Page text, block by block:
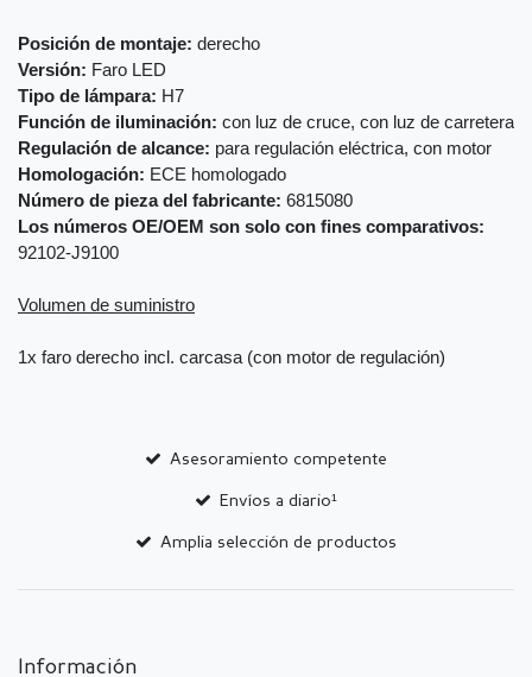
Posición de montaje: derecho
Versión: Faro LED
Tipo de lámpara: H7
Función de iluminación: con luz de cruce, con luz de carretera
Regulación de alcance: para regulación eléctrica, con motor
Homologación: ECE homologado
Número de pieza del fabricante: 6815080
Los números OE/OEM son solo con fines comparativos:
92102-J9100
Volumen de suministro
1x faro derecho incl. carcasa (con motor de regulación)
Asesoramiento competente
Envíos a diario¹
Amplia selección de productos
Información